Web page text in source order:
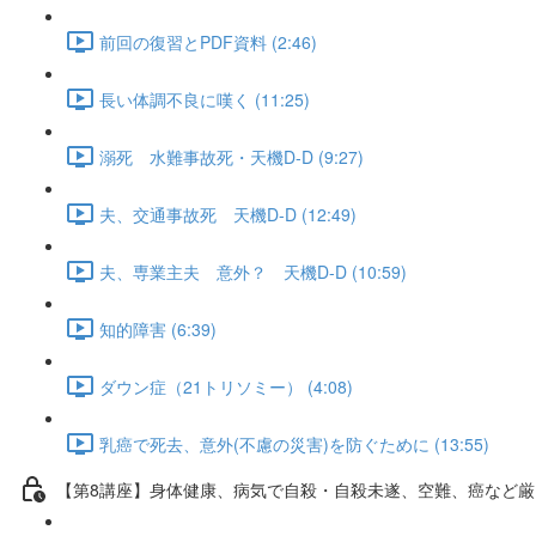
前回の復習とPDF資料 (2:46)
長い体調不良に嘆く (11:25)
溺死 水難事故死・天機D-D (9:27)
夫、交通事故死 天機D-D (12:49)
夫、専業主夫 意外？ 天機D-D (10:59)
知的障害 (6:39)
ダウン症（21トリソミー） (4:08)
乳癌で死去、意外(不慮の災害)を防ぐために (13:55)
【第8講座】身体健康、病気で自殺・自殺未遂、空難、癌など厳